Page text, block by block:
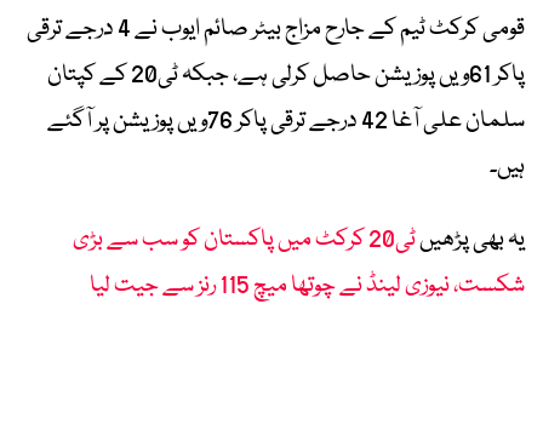
قومی کرکٹ ٹیم کے جارح مزاج بیٹر صائم ایوب نے 4 درجے ترقی
پاکر 61ویں پوزیشن حاصل کرلی ہے، جبکہ ٹی20 کے کپتان
سلمان علی آغا 42 درجے ترقی پاکر 76ویں پوزیشن پر آگئے
ہیں۔
یہ بھی پڑھیں
ٹی20 کرکٹ میں پاکستان کو سب سے بڑی
شکست، نیوزی لینڈ نے چوتھا میچ 115 رنز سے جیت لیا